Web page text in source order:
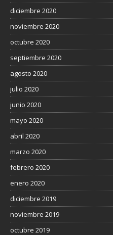
diciembre 2020
noviembre 2020
octubre 2020
septiembre 2020
agosto 2020
julio 2020
junio 2020
mayo 2020
abril 2020
marzo 2020
febrero 2020
enero 2020
diciembre 2019
noviembre 2019
octubre 2019